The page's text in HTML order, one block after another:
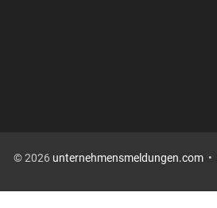
© 2026 unternehmensmeldungen.com •